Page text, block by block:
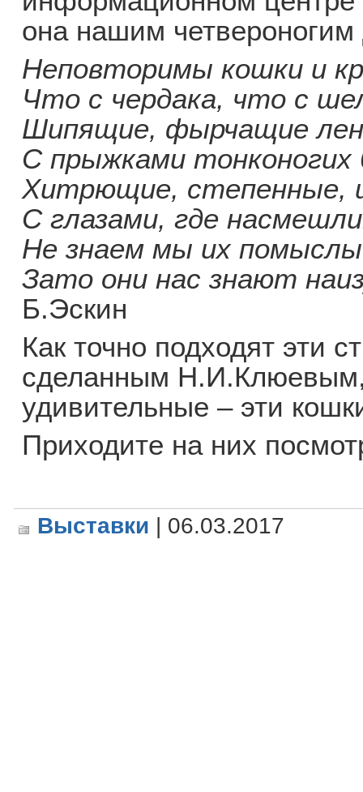
она нашим четвероногим
Неповторимы кошки и
Что с чердака, что с
Шипящие, фырчащие
С прыжками тонконогих
Хитрющие, степенные,
С глазами, где
Не знаем мы их
Зато они нас знают
Б.Эскин
Как точно подходят эти
сделанным Н.И.Клюевым,
удивительные – эти
Приходите на них
Выставки | 06.03.2017